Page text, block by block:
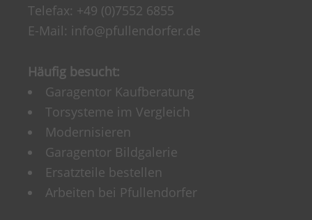
Telefax: +49 (0)7552 6855
E-Mail: info@pfullendorfer.de
Häufig besucht:
Garagentor Kaufberatung
Torsysteme im Vergleich
Modernisieren
Garagentor Bildgalerie
Ersatzteile bestellen
Arbeiten bei Pfullendorfer